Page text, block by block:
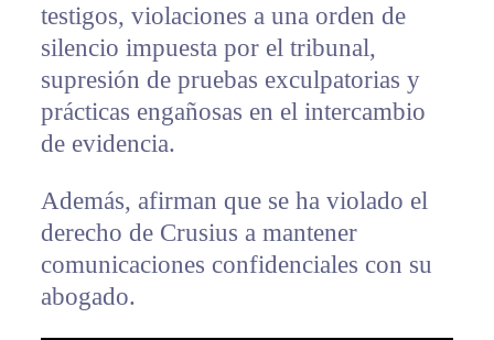
testigos, violaciones a una orden de
silencio impuesta por el tribunal,
supresión de pruebas exculpatorias y
prácticas engañosas en el intercambio
de evidencia.
Además, afirman que se ha violado el
derecho de Crusius a mantener
comunicaciones confidenciales con su
abogado.